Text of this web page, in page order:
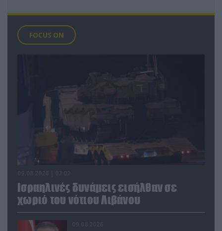
FOCUS ON
Ισραηλινές δυνάμεις εισήλθαν σε
χωριό του νότιου Λιβάνου